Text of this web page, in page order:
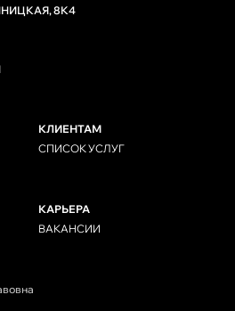
8К4
КЛИЕНТАМ
СПИСОК УСЛУГ
КАРЬЕРА
ВАКАНСИИ